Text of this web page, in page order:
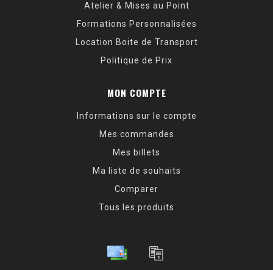
Atelier & Mises au Point
Formations Personnalisées
Location Boite de Transport
Politique de Prix
MON COMPTE
Informations sur le compte
Mes commandes
Mes billets
Ma liste de souhaits
Comparer
Tous les produits